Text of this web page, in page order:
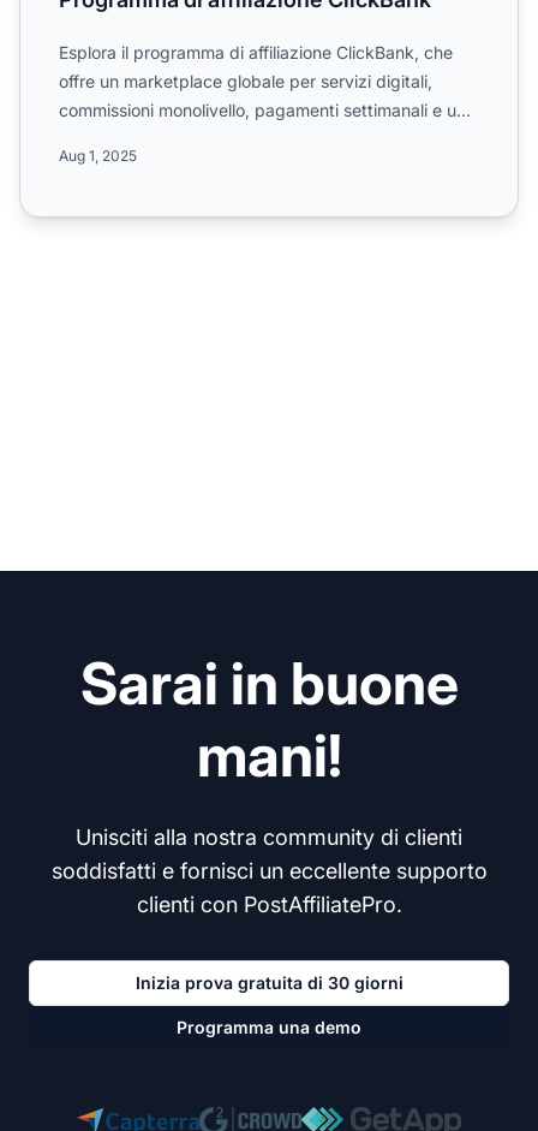
Esplora il programma di affiliazione ClickBank, che
offre un marketplace globale per servizi digitali,
commissioni monolivello, pagamenti settimanali e una
Aug 1, 2025
Sarai in buone
mani!
Unisciti alla nostra community di clienti
soddisfatti e fornisci un eccellente supporto
clienti con PostAffiliatePro.
Inizia prova gratuita di 30 giorni
Programma una demo